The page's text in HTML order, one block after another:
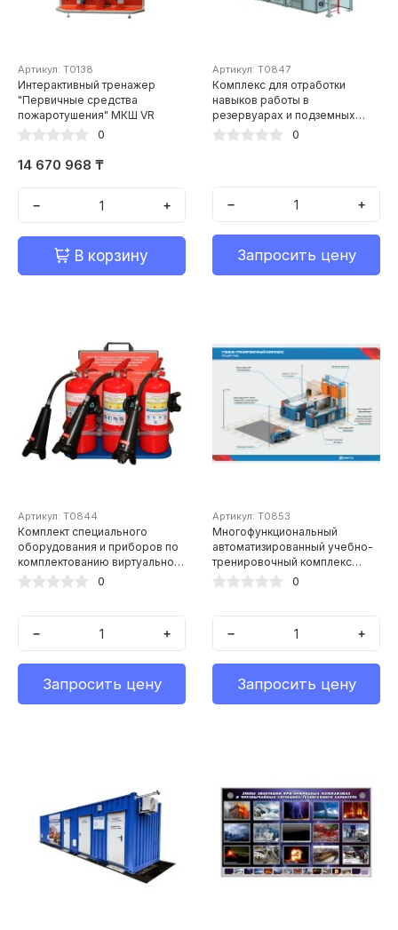
Артикул: Т0138
Интерактивный тренажер
"Первичные средства
пожаротушения" МКШ VR
0
14 670 968 ₸
− +
В корзину
Артикул: Т0847
Комплекс для отработки
навыков работы в
резервуарах и подземных
сооружениях
0
− +
Запросить цену
Артикул: Т0844
Комплект специального
оборудования и приборов по
комплектованию виртуального
тренажера для отработки
0
− +
Запросить цену
Артикул: Т0853
Многофункциональный
автоматизированный учебно-
тренировочный комплекс
противопожарной и
0
− +
Запросить цену